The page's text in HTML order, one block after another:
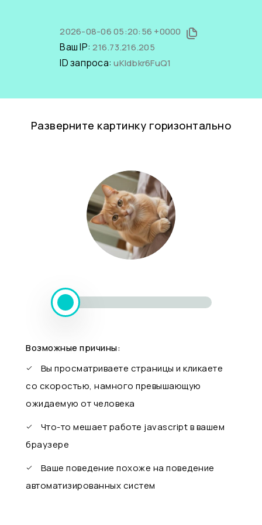
2026-08-06 05:20:56 +0000
Ваш IP:216.73.216.205
ID запроса:uKIdbkr6FuQ1
Разверните картинку горизонтально
Возможные причины:
Вы просматриваете страницы и кликаете
со скоростью, намного превышающую
ожидаемую от человека
Что-то мешает работе javascript в вашем
браузере
Ваше поведение похоже на поведение
автоматизированных систем